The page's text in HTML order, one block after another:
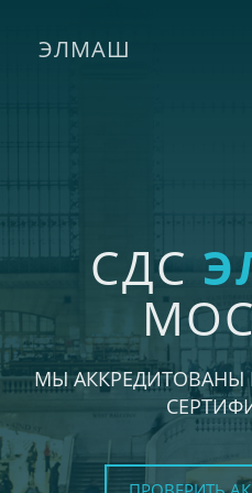
ЭЛМАШ
СДС
МЫ АККРЕДИТОВАНЫ